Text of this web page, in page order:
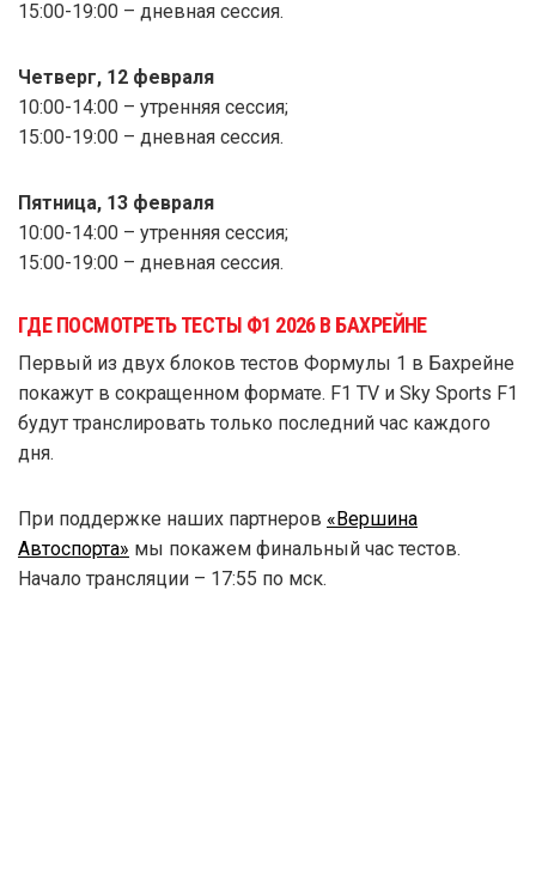
15:00-19:00 – дневная сессия.
Четверг, 12 февраля
10:00-14:00 – утренняя сессия;
15:00-19:00 – дневная сессия.
Пятница, 13 февраля
10:00-14:00 – утренняя сессия;
15:00-19:00 – дневная сессия.
ГДЕ ПОСМОТРЕТЬ ТЕСТЫ Ф1 2026 В БАХРЕЙНЕ
Первый из двух блоков тестов Формулы 1 в Бахрейне
покажут в сокращенном формате. F1 TV и Sky Sports F1
будут транслировать только последний час каждого
дня.
При поддержке наших партнеров «Вершина
Автоспорта» мы покажем финальный час тестов.
Начало трансляции – 17:55 по мск.